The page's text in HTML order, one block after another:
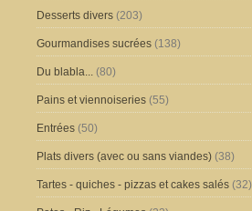
Desserts divers (203)
Gourmandises sucrées (138)
Du blabla... (80)
Pains et viennoiseries (55)
Entrées (50)
Plats divers (avec ou sans viandes) (38)
Tartes - quiches - pizzas et cakes salés (32)